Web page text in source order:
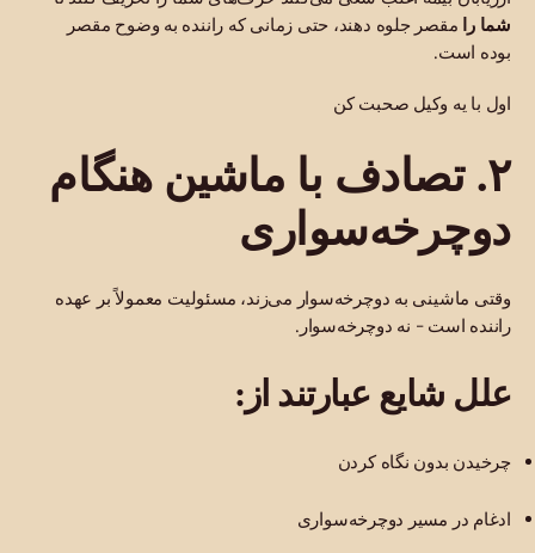
شما را
مقصر جلوه دهند، حتی زمانی که راننده به وضوح مقصر
بوده است.
اول با یه وکیل صحبت کن
۲. تصادف با ماشین هنگام
دوچرخه‌سواری
وقتی ماشینی به دوچرخه‌سوار می‌زند، مسئولیت معمولاً بر عهده
راننده است - نه دوچرخه‌سوار.
علل شایع عبارتند از:
چرخیدن بدون نگاه کردن
ادغام در مسیر دوچرخه‌سواری